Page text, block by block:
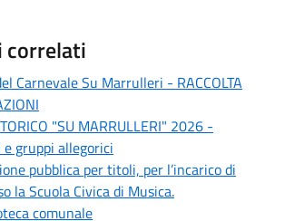
correlati
Carnevale Su Marrulleri - RACCOLTA
"SU MARRULLERI" 2026 -
gruppi allegorici
pubblica per titoli, per l’incarico di
la Scuola Civica di Musica.
comunale